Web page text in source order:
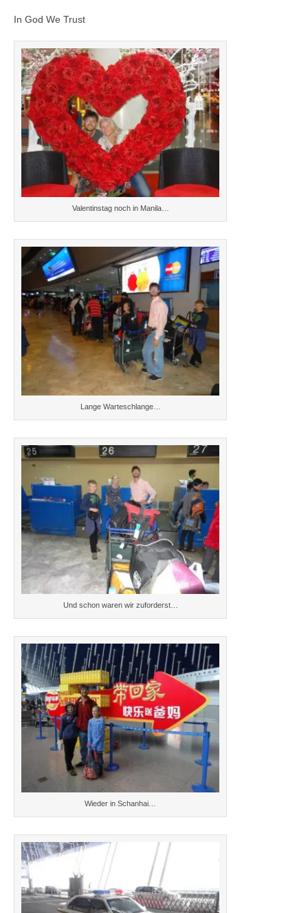
In God We Trust
Valentinstag noch in Manila…
Lange Warteschlange…
Und schon waren wir zuforderst…
Wieder in Schanhai…